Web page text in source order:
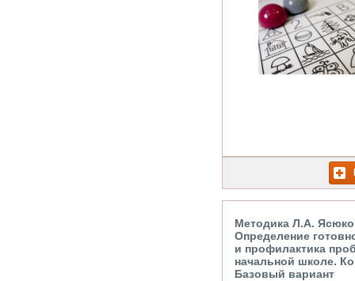
Mетодика Л.А.
Определение
и профилактика
начальной школе.
Базовый вариант